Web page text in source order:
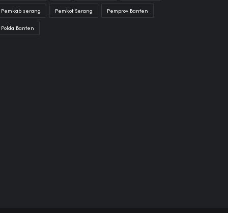
Pemkab serang Pemkot Serang Pemprov Banten
Polda Banten